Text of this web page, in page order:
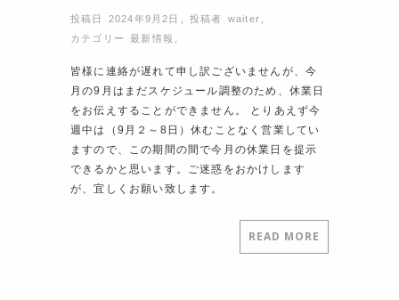
投稿日 2024年9月2日 ,投稿者 waiter
カテゴリー最新情報
皆様に連絡が遅れて申し訳ございませんが、今
月の9月はまだスケジュール調整のため、休業日
をお伝えすることができません。 とりあえず今
週中は（9月２～8日）休むことなく営業してい
ますので、この期間の間で今月の休業日を提示
できるかと思います。ご迷惑をおかけします
が、宜しくお願い致します。
READ MORE